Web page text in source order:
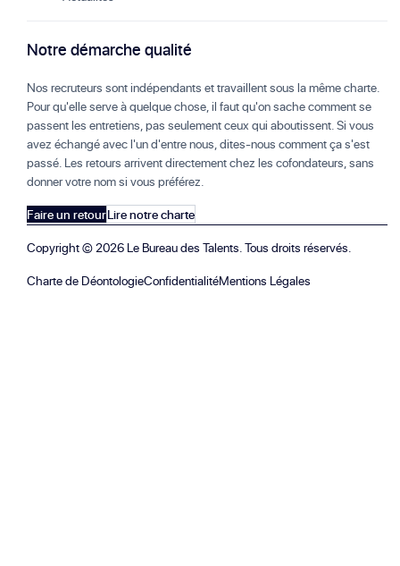
Notre démarche qualité
Nos recruteurs sont indépendants et travaillent sous la même charte.
Pour qu'elle serve à quelque chose, il faut qu'on sache comment se
passent les entretiens, pas seulement ceux qui aboutissent. Si vous
avez échangé avec l'un d'entre nous, dites-nous comment ça s'est
passé. Les retours arrivent directement chez les cofondateurs, sans
donner votre nom si vous préférez.
Faire un retourLire notre charte
Copyright ©2026 Le Bureau des Talents. Tous droits réservés.
Charte de DéontologieConfidentialitéMentions Légales